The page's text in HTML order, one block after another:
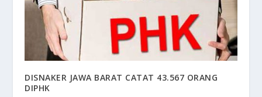
DISNAKER JAWA BARAT CATAT 43.567 ORANG
DIPHK